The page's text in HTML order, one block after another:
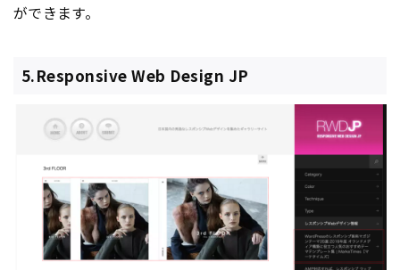
ができます。
5.Responsive Web Design JP